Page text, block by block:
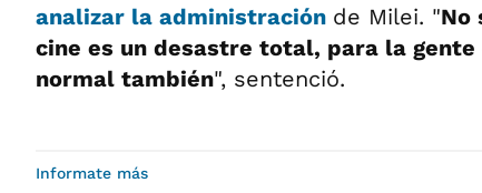
analizar la administración de Milei. "No
cine es un desastre total, para la gente
normal también", sentenció.
Informate más